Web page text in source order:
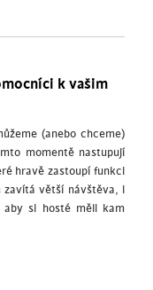
k vašim
(anebo chceme)
momentě nastupují
hravě zastoupí funkci
zavítá větší návštěva, i
si hosté měli kam